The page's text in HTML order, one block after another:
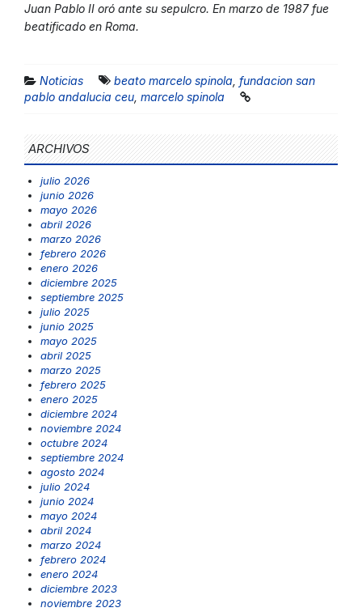
Juan Pablo II oró ante su sepulcro. En marzo de 1987 fue
beatificado en Roma.
Noticias beato marcelo spinola fundacion san
pablo andalucia ceu marcelo spinola
ARCHIVOS
julio 2026
junio 2026
mayo 2026
abril 2026
marzo 2026
febrero 2026
enero 2026
diciembre 2025
septiembre 2025
julio 2025
junio 2025
mayo 2025
abril 2025
marzo 2025
febrero 2025
enero 2025
diciembre 2024
noviembre 2024
octubre 2024
septiembre 2024
agosto 2024
julio 2024
junio 2024
mayo 2024
abril 2024
marzo 2024
febrero 2024
enero 2024
diciembre 2023
noviembre 2023